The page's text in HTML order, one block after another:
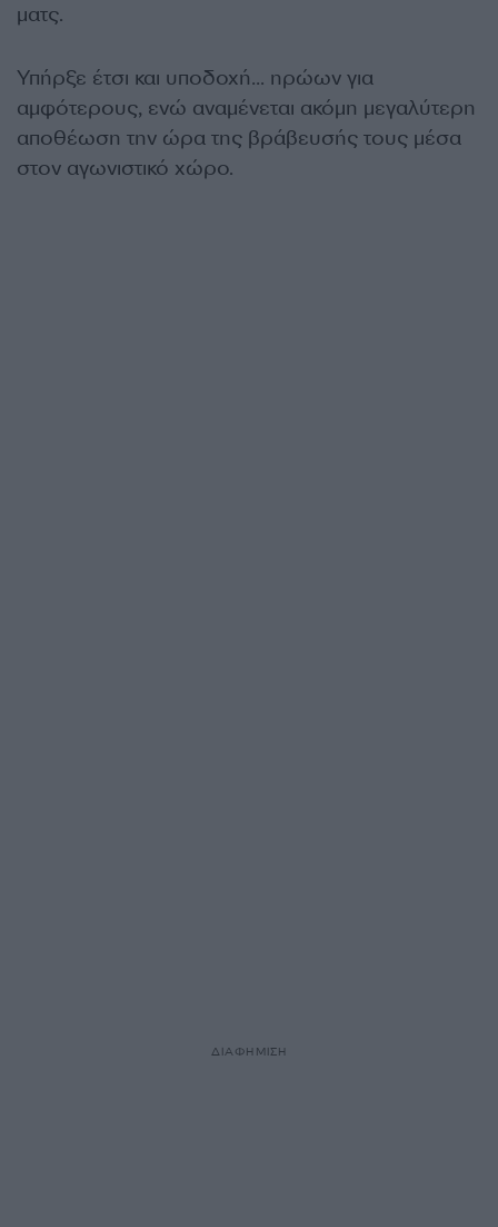
ματς.
Υπήρξε έτσι και υποδοχή… ηρώων για
αμφότερους, ενώ αναμένεται ακόμη μεγαλύτερη
αποθέωση την ώρα της βράβευσής τους μέσα
στον αγωνιστικό χώρο.
ΔΙΑΦΗΜΙΣΗ